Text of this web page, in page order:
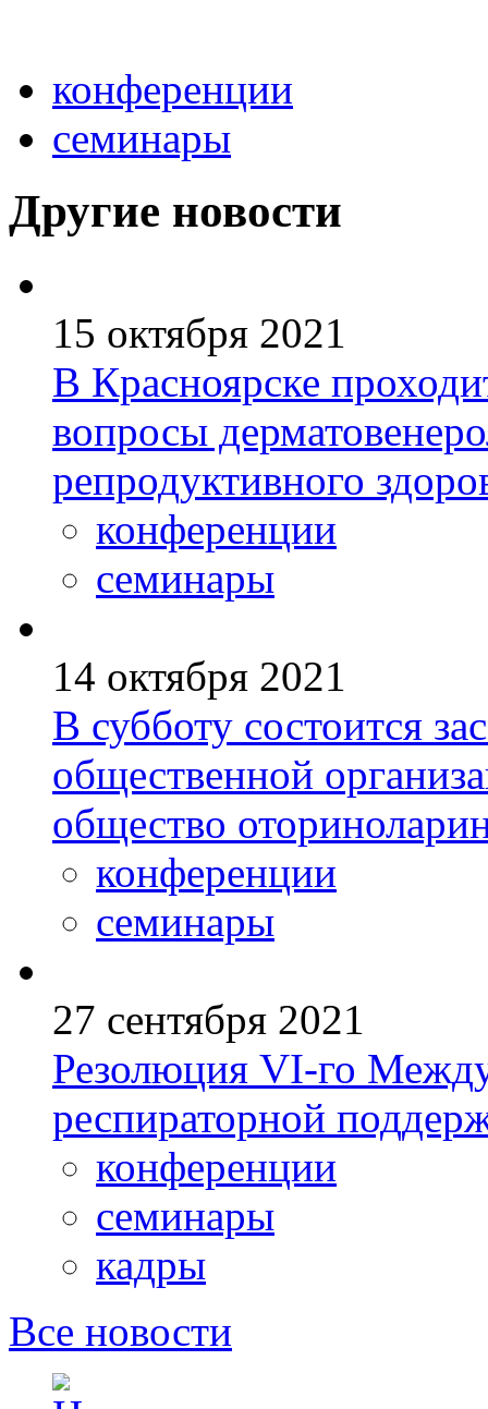
конференции
семинары
Другие новости
15 октября 2021
В Красноярске
вопросы
репродуктивного
конференции
семинары
14 октября 2021
В субботу состоится
общественной
общество
конференции
семинары
27 сентября 2021
Резолюция VI-го
респираторной
конференции
семинары
кадры
Все новости